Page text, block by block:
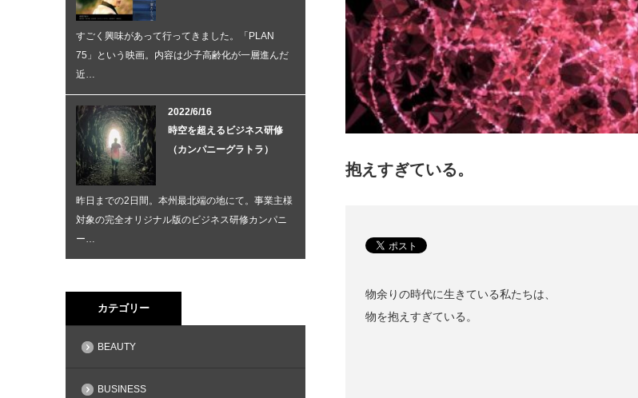
抱えすぎている。
物余りの時代に生きている私たちは、
物を抱えすぎている。
すごく興味があって行ってきました。「PLAN
75」という映画。内容は少子高齢化が一層進んだ
近…
2022/6/16
時空を超えるビジネス研修
（カンパニーグラトラ）
昨日までの2日間。本州最北端の地にて。事業主様
対象の完全オリジナル版のビジネス研修カンパニ
ー…
カテゴリー
BEAUTY
BUSINESS